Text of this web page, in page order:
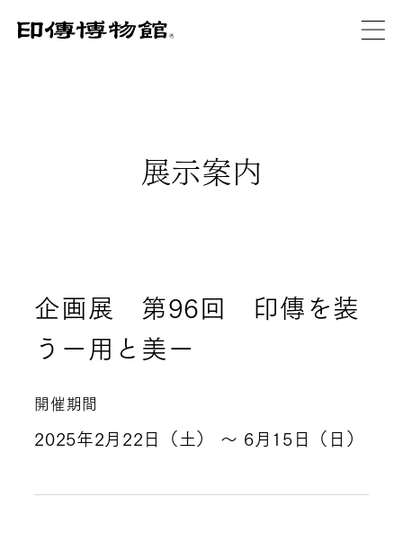
展示案内
企画展 第96回 印傳を装
うー用と美ー
開催期間
2025年2月22日（土） ～ 6月15日（日）